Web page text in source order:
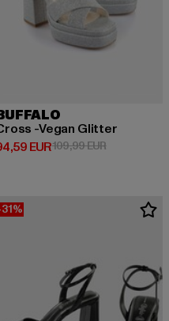
EUR
-Vegan Glitter
EURPreis: 94,59 EUR
109,99 EUR